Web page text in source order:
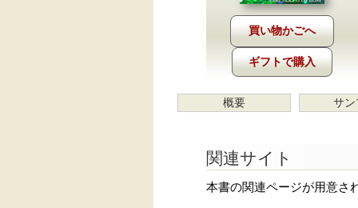
ギフトで購入
概要 サン
関連サイト
本書の関連ページが用意さ